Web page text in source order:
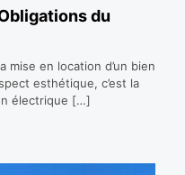
du
mise en location d’un bien
esthétique, c’est la
électrique […]